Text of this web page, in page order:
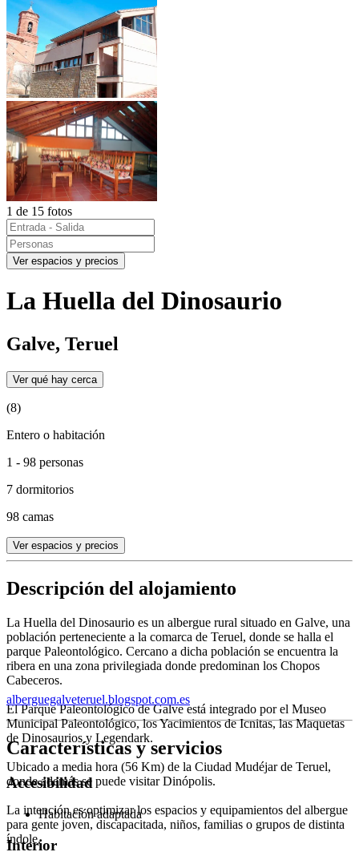
1 de 15 fotos
Ver espacios y precios
La Huella del Dinosaurio
Galve, Teruel
Ver qué hay cerca
(8)
Entero o habitación
1 - 98 personas
7 dormitorios
98 camas
Ver espacios y precios
Descripción del alojamiento
La Huella del Dinosaurio es un albergue rural situado en Galve, una
población perteneciente a la comarca de Teruel, donde se halla el
parque Paleontológico. Cercano a dicha población se encuentra la
ribera en una zona privilegiada donde predominan los Chopos
Cabeceros.
El Parque Paleontológico de Galve está integrado por el Museo
Municipal Paleontológico, los Yacimientos de Icnitas, las Maquetas
de Dinosaurios y Legendark.
Ubicado a media hora (56 Km) de la Ciudad Mudéjar de Teruel,
donde además se puede visitar Dinópolis.
La intención es optimizar los espacios y equipamientos del albergue
para gente joven, discapacitada, niños, familias o grupos de distinta
índole.
alberguegalveteruel.blogspot.com.es
Características y servicios
Accesibilidad
Habitación adaptada
Interior